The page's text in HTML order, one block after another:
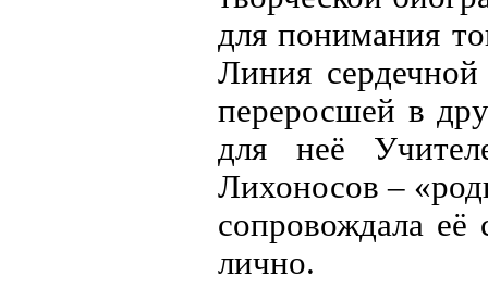
для понимания
Линия сердечной
переросшей в
для неё
Лихоносов –
сопровождала
лично.